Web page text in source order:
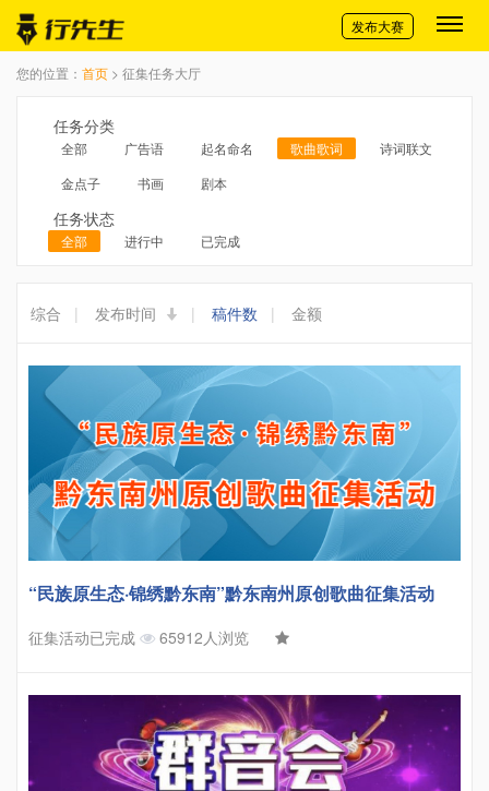
切换导航
发布大赛
您的位置： 首页 > 征集任务大厅
任务分类
全部 广告语 起名命名 歌曲歌词
诗词联文
金点子
书画 剧本
任务状态
全部 进行中 已完成
综合 | 发布时间 | 稿件数 | 金额
“民族原生态·锦绣黔东南”黔东南州原创歌曲征集活动
征集活动已完成 65912人浏览